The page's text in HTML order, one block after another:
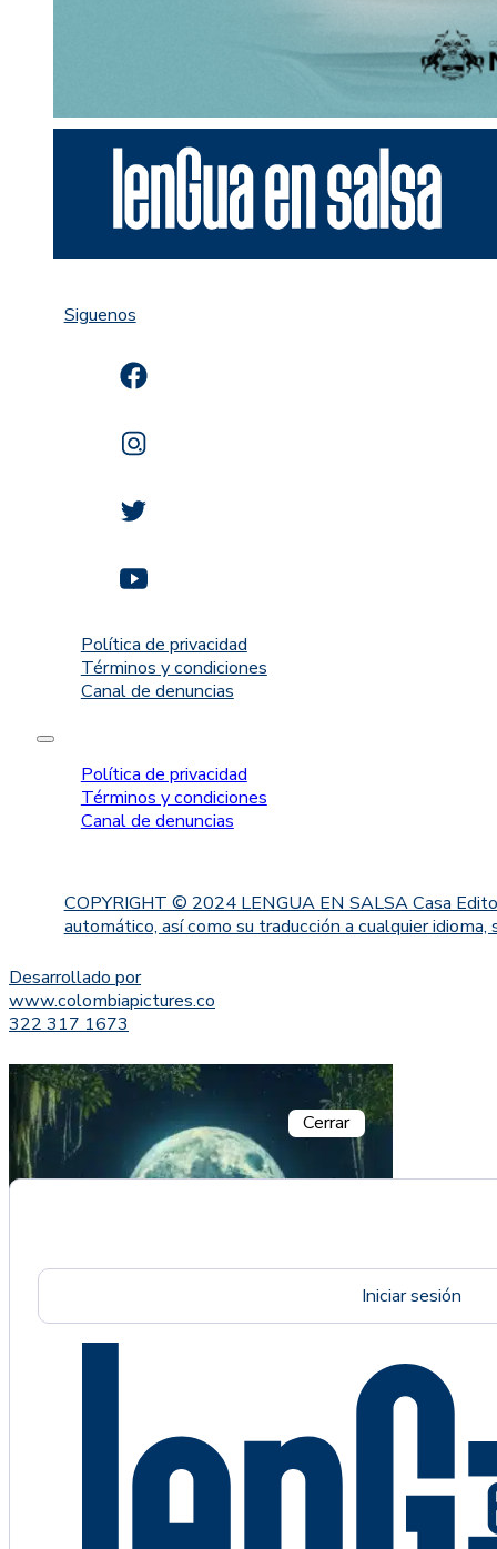
Siguenos
Política de privacidad
Términos y condiciones
Canal de denuncias
Política de privacidad
Términos y condiciones
Canal de denuncias
COPYRIGHT © 2024 LENGUA EN SALSA Casa
automático, así como su traducción a cualquier
Desarrollado por
www.colombiapictures.co
322 317 1673
Cerrar
Iniciar sesión